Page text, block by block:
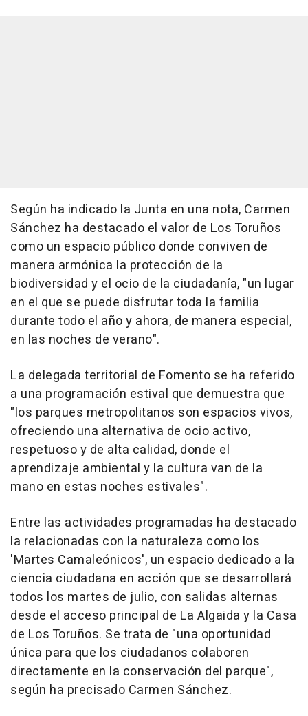
Según ha indicado la Junta en una nota, Carmen
Sánchez ha destacado el valor de Los Toruños
como un espacio público donde conviven de
manera armónica la protección de la
biodiversidad y el ocio de la ciudadanía, "un lugar
en el que se puede disfrutar toda la familia
durante todo el año y ahora, de manera especial,
en las noches de verano".
La delegada territorial de Fomento se ha referido
a una programación estival que demuestra que
"los parques metropolitanos son espacios vivos,
ofreciendo una alternativa de ocio activo,
respetuoso y de alta calidad, donde el
aprendizaje ambiental y la cultura van de la
mano en estas noches estivales".
Entre las actividades programadas ha destacado
la relacionadas con la naturaleza como los
'Martes Camaleónicos', un espacio dedicado a la
ciencia ciudadana en acción que se desarrollará
todos los martes de julio, con salidas alternas
desde el acceso principal de La Algaida y la Casa
de Los Toruños. Se trata de "una oportunidad
única para que los ciudadanos colaboren
directamente en la conservación del parque",
según ha precisado Carmen Sánchez.